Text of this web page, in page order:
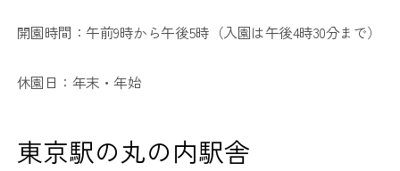
開園時間：午前9時から午後5時（入園は午後4時30分まで）
休園日：年末・年始
東京駅の丸の内駅舎